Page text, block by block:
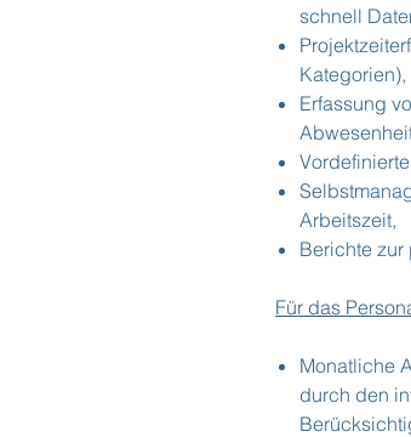
schnell
Kategorien),
Erfassung
Arbeitszeit,
Berichte
Für das
Monatliche
durch den